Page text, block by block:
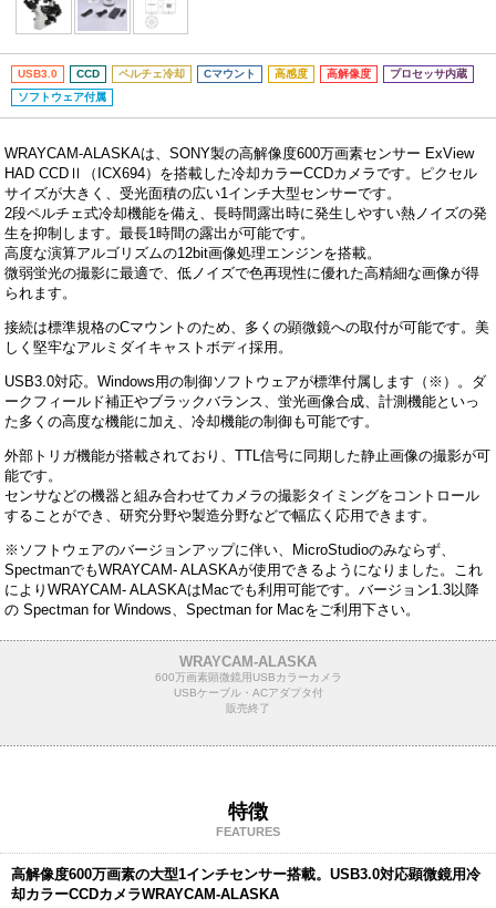
USB3.0 CCD ペルチェ冷却 Cマウント 高感度 高解像度
プロセッサ内蔵
ソフトウェア付属
WRAYCAM-ALASKAは、SONY製の高解像度600万画素センサー ExView
HAD CCDⅡ（ICX694）を搭載した冷却カラーCCDカメラです。ピクセル
サイズが大きく、受光面積の広い1インチ大型センサーです。
2段ペルチェ式冷却機能を備え、長時間露出時に発生しやすい熱ノイズの発
生を抑制します。最長1時間の露出が可能です。
高度な演算アルゴリズムの12bit画像処理エンジンを搭載。
微弱蛍光の撮影に最適で、低ノイズで色再現性に優れた高精細な画像が得
られます。
接続は標準規格のCマウントのため、多くの顕微鏡への取付が可能です。美
しく堅牢なアルミダイキャストボディ採用。
USB3.0対応。Windows用の制御ソフトウェアが標準付属します（※）。ダ
ークフィールド補正やブラックバランス、蛍光画像合成、計測機能といっ
た多くの高度な機能に加え、冷却機能の制御も可能です。
外部トリガ機能が搭載されており、TTL信号に同期した静止画像の撮影が可
能です。
センサなどの機器と組み合わせてカメラの撮影タイミングをコントロール
することができ、研究分野や製造分野などで幅広く応用できます。
※ソフトウェアのバージョンアップに伴い、MicroStudioのみならず、
SpectmanでもWRAYCAM- ALASKAが使用できるようになりました。これ
によりWRAYCAM- ALASKAはMacでも利用可能です。バージョン1.3以降
の Spectman for Windows、Spectman for Macをご利用下さい。
WRAYCAM-ALASKA
600万画素顕微鏡用USBカラーカメラ
USBケーブル・ACアダプタ付
販売終了
特徴
FEATURES
高解像度600万画素の大型1インチセンサー搭載。USB3.0対応顕微鏡用冷
却カラーCCDカメラWRAYCAM-ALASKA